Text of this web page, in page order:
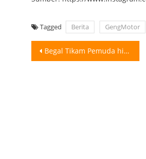
Tagged Berita GengMotor
Post
Begal Tikam Pemuda hingga Tew4s di Medan, 2 Ditangkap, 4 Masih Diburu